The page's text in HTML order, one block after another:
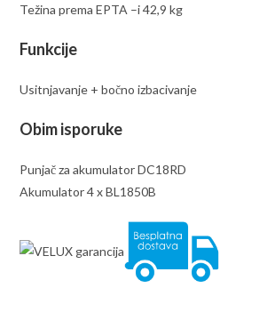
Težina prema EPTA –i 42,9 kg
Funkcije
Usitnjavanje + bočno izbacivanje
Obim isporuke
Punjač za akumulator DC18RD
Akumulator 4 x BL1850B